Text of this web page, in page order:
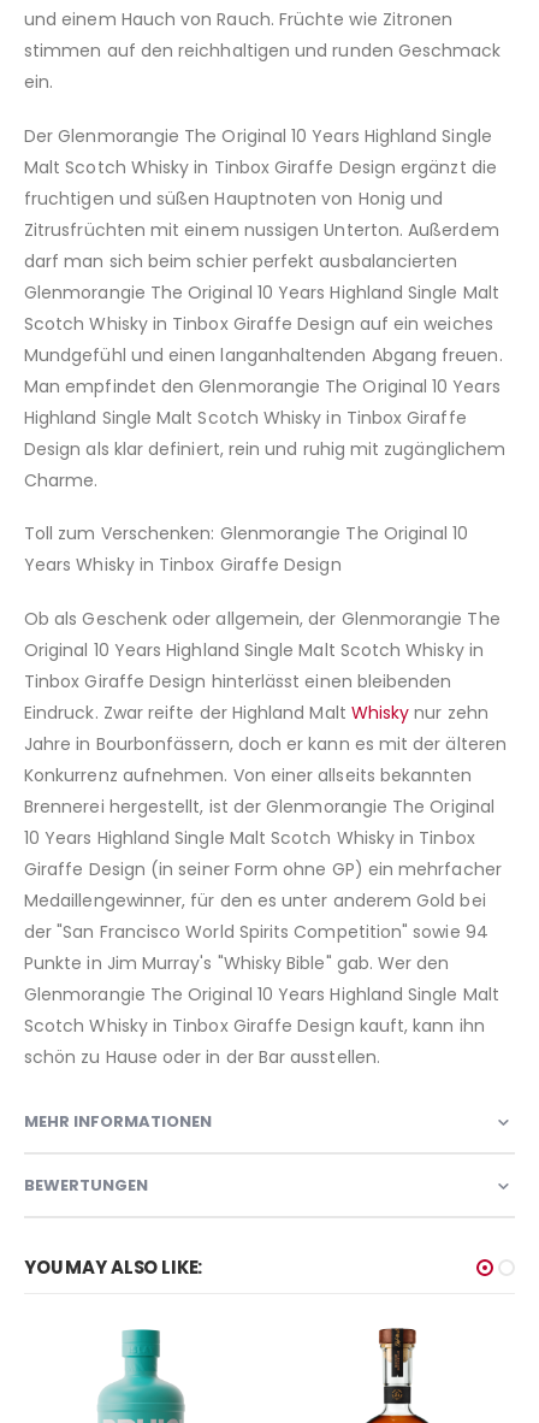
und einem Hauch von Rauch. Früchte wie Zitronen
stimmen auf den reichhaltigen und runden Geschmack
ein.
Der Glenmorangie The Original 10 Years Highland Single
Malt Scotch Whisky in Tinbox Giraffe Design ergänzt die
fruchtigen und süßen Hauptnoten von Honig und
Zitrusfrüchten mit einem nussigen Unterton. Außerdem
darf man sich beim schier perfekt ausbalancierten
Glenmorangie The Original 10 Years Highland Single Malt
Scotch Whisky in Tinbox Giraffe Design auf ein weiches
Mundgefühl und einen langanhaltenden Abgang freuen.
Man empfindet den Glenmorangie The Original 10 Years
Highland Single Malt Scotch Whisky in Tinbox Giraffe
Design als klar definiert, rein und ruhig mit zugänglichem
Charme.
Toll zum Verschenken: Glenmorangie The Original 10
Years Whisky in Tinbox Giraffe Design
Ob als Geschenk oder allgemein, der Glenmorangie The
Original 10 Years Highland Single Malt Scotch Whisky in
Tinbox Giraffe Design hinterlässt einen bleibenden
Eindruck. Zwar reifte der Highland Malt Whisky nur zehn
Jahre in Bourbonfässern, doch er kann es mit der älteren
Konkurrenz aufnehmen. Von einer allseits bekannten
Brennerei hergestellt, ist der Glenmorangie The Original
10 Years Highland Single Malt Scotch Whisky in Tinbox
Giraffe Design (in seiner Form ohne GP) ein mehrfacher
Medaillengewinner, für den es unter anderem Gold bei
der "San Francisco World Spirits Competition" sowie 94
Punkte in Jim Murray's "Whisky Bible" gab. Wer den
Glenmorangie The Original 10 Years Highland Single Malt
Scotch Whisky in Tinbox Giraffe Design kauft, kann ihn
schön zu Hause oder in der Bar ausstellen.
MEHR INFORMATIONEN
BEWERTUNGEN
YOU MAY ALSO LIKE: